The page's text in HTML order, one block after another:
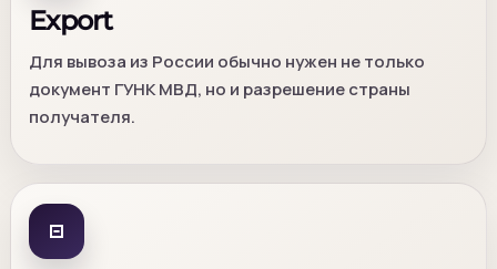
Export
Для вывоза из России обычно нужен не только
документ ГУНК МВД, но и разрешение страны
получателя.